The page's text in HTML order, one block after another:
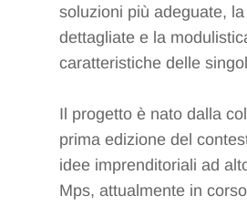
soluzioni più adeguate,
dettagliate e la
caratteristiche delle
Il progetto è nato dalla
prima edizione del
idee imprenditoriali ad
Mps, attualmente in